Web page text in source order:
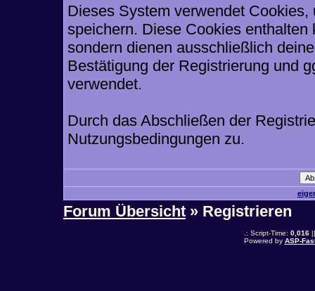
Dieses System verwendet
speichern. Diese Cookies
sondern dienen ausschließlich
Bestätigung der Registrierung und
verwendet.
Durch das Abschließen der
Nutzungsbedingungen zu.
Forum Übersicht » Registrieren
.: Script-Time: 0,016||
Powered by ASP-